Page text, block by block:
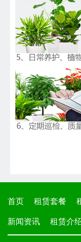
首页 租赁套餐
新闻资讯 租赁介